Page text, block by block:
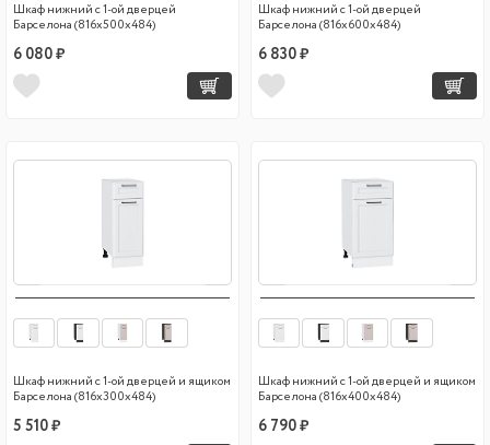
Шкаф нижний с 1-ой дверцей
Барселона (816х500х484)
6 080 ₽
Шкаф нижний с 1-ой дверцей
Барселона (816х600х484)
6 830 ₽
Шкаф нижний с 1-ой дверцей и ящиком
Барселона (816х300х484)
5 510 ₽
Шкаф нижний с 1-ой дверцей и ящиком
Барселона (816х400х484)
6 790 ₽